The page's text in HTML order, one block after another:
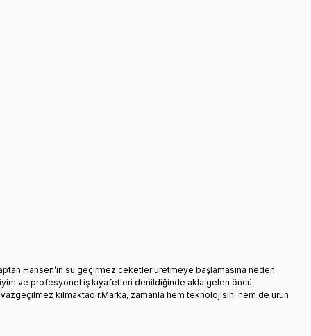
Hansen’in su geçirmez ceketler üretmeye başlamasına neden
ve profesyonel iş kıyafetleri denildiğinde akla gelen öncü
kılmaktadır.Marka, zamanla hem teknolojisini hem de ürün